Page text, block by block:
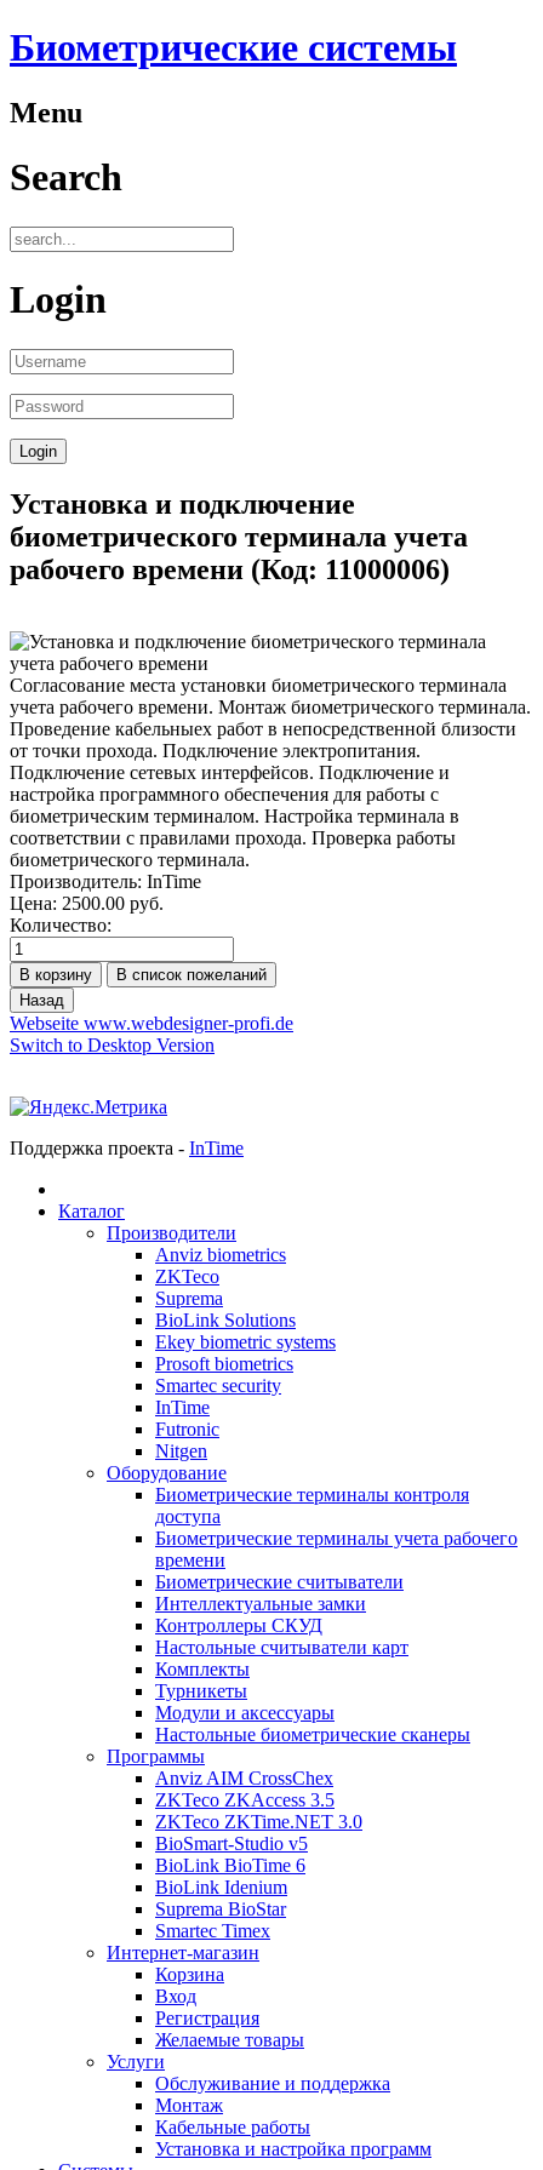
Биометрические системы
Menu
Search
Login
Установка и подключение
биометрического терминала учета
рабочего времени (Код: 11000006)
Согласование места установки биометрического терминала
учета рабочего времени. Монтаж биометрического терминала.
Проведение кабельныех работ в непосредственной близости
от точки прохода. Подключение электропитания.
Подключение сетевых интерфейсов. Подключение и
настройка программного обеспечения для работы с
биометрическим терминалом. Настройка терминала в
соответствии с правилами прохода. Проверка работы
биометрического терминала.
Производитель: InTime
Цена: 2500.00 руб.
Количество:
Webseite www.webdesigner-profi.de
Switch to Desktop Version
Поддержка проекта - InTime
Каталог
Производители
Anviz biometrics
ZKTeco
Suprema
BioLink Solutions
Ekey biometric systems
Prosoft biometrics
Smartec security
InTime
Futronic
Nitgen
Оборудование
Биометрические терминалы контроля
доступа
Биометрические терминалы учета рабочего
времени
Биометрические считыватели
Интеллектуальные замки
Контроллеры СКУД
Настольные считыватели карт
Комплекты
Турникеты
Модули и аксессуары
Настольные биометрические сканеры
Программы
Anviz AIM CrossChex
ZKTeco ZKAccess 3.5
ZKTeco ZKTime.NET 3.0
BioSmart-Studio v5
BioLink BioTime 6
BioLink Idenium
Suprema BioStar
Smartec Timex
Интернет-магазин
Корзина
Вход
Регистрация
Желаемые товары
Услуги
Обслуживание и поддержка
Монтаж
Кабельные работы
Установка и настройка программ